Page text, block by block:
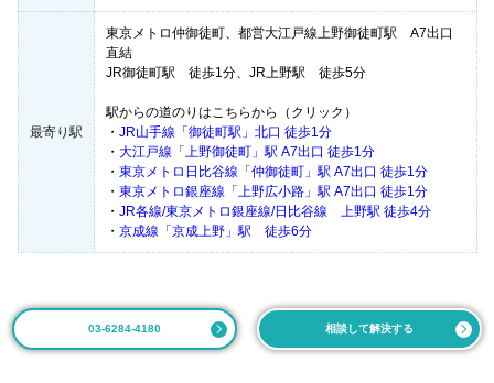
最寄り駅
東京メトロ仲御徒町、都営大江戸線上野御徒町駅 A7出口
直結
JR御徒町駅 徒歩1分、JR上野駅 徒歩5分
駅からの道のりはこちらから（クリック）
・ JR山手線「御徒町駅」北口 徒歩1分
・ 大江戸線「上野御徒町」駅 A7出口 徒歩1分
・ 東京メトロ日比谷線「仲御徒町」駅 A7出口 徒歩1分
・ 東京メトロ銀座線「上野広小路」駅 A7出口 徒歩1分
・ JR各線/東京メトロ銀座線/日比谷線 上野駅 徒歩4分
・ 京成線「京成上野」駅 徒歩6分
03-6284-4180 相談して解決する